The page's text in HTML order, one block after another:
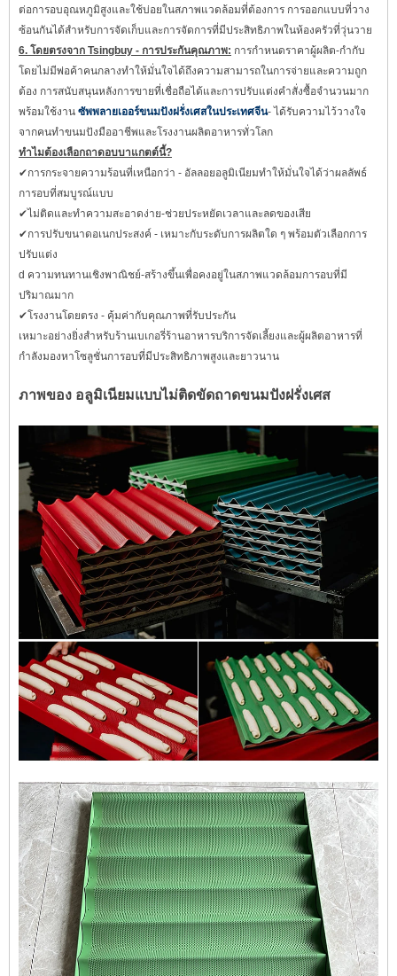
ต่อการอบอุณหภูมิสูงและใช้บ่อยในสภาพแวดล้อมที่ต้องการ การออกแบบที่วาง
ซ้อนกันได้สำหรับการจัดเก็บและการจัดการที่มีประสิทธิภาพในห้องครัวที่วุ่นวาย
6. โดยตรงจาก Tsingbuy - การประกันคุณภาพ: การกำหนดราคาผู้ผลิต-กำกับ
โดยไม่มีพ่อค้าคนกลางทำให้มั่นใจได้ถึงความสามารถในการจ่ายและความถูก
ต้อง การสนับสนุนหลังการขายที่เชื่อถือได้และการปรับแต่งคำสั่งซื้อจำนวนมาก
พร้อมใช้งาน ซัพพลายเออร์ขนมปังฝรั่งเศสในประเทศจีน- ได้รับความไว้วางใจ
จากคนทำขนมปังมืออาชีพและโรงงานผลิตอาหารทั่วโลก
ทำไมต้องเลือกถาดอบบาแกตต์นี้?
✔การกระจายความร้อนที่เหนือกว่า - อัลลอยอลูมิเนียมทำให้มั่นใจได้ว่าผลลัพธ์
การอบที่สมบูรณ์แบบ
✔ไม่ติดและทำความสะอาดง่าย-ช่วยประหยัดเวลาและลดของเสีย
✔การปรับขนาดอเนกประสงค์ - เหมาะกับระดับการผลิตใด ๆ พร้อมตัวเลือกการ
ปรับแต่ง
d ความทนทานเชิงพาณิชย์-สร้างขึ้นเพื่อคงอยู่ในสภาพแวดล้อมการอบที่มี
ปริมาณมาก
✔โรงงานโดยตรง - คุ้มค่ากับคุณภาพที่รับประกัน
เหมาะอย่างยิ่งสำหรับร้านเบเกอรี่ร้านอาหารบริการจัดเลี้ยงและผู้ผลิตอาหารที่
กำลังมองหาโซลูชั่นการอบที่มีประสิทธิภาพสูงและยาวนาน
ภาพของ อลูมิเนียมแบบไม่ติดขัดถาดขนมปังฝรั่งเศส